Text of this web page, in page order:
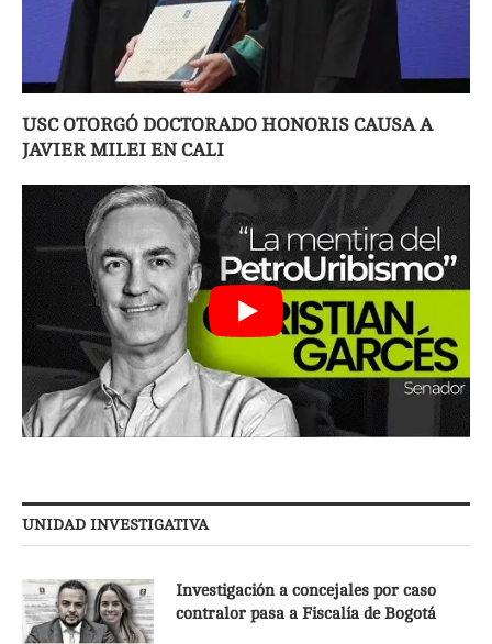
USC OTORGÓ DOCTORADO HONORIS CAUSA A
JAVIER MILEI EN CALI
UNIDAD INVESTIGATIVA
Investigación a concejales por caso
contralor pasa a Fiscalía de Bogotá